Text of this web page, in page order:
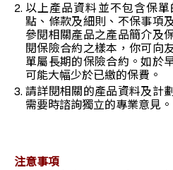
以上產品資料並不包含保
點、條款及細則、不保事項
參閱相關產品之產品簡介及
閱保險合約之樣本，你可向
單屬長期的保險合約。如於
可能大幅少於已繳的保費。
請詳閱相關的產品資料及計
需要時諮詢獨立的專業意見。
注意事項